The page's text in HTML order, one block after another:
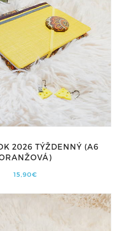
2026 TÝŽDENNÝ (A6
15,90€